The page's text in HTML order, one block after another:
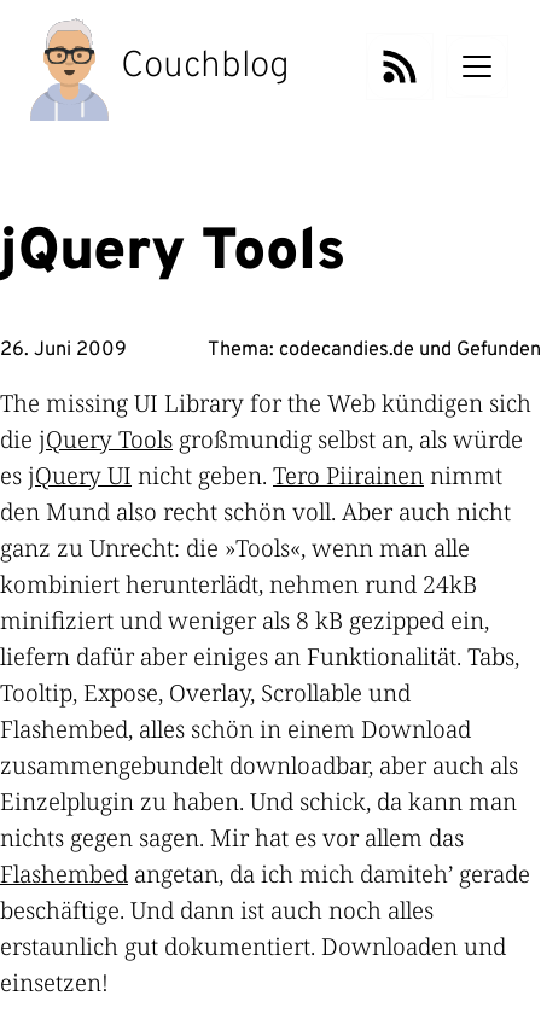
Inhalt
springen
Couchblog
jQuery Tools
26. Juni 2009 Thema: codecandies.de und Gefunden
The missing UI Library for the Web kündigen sich
die jQuery Tools großmundig selbst an, als würde
es jQuery UI nicht geben. Tero Piirainennimmt
den Mund also recht schön voll. Aber auch nicht
ganz zu Unrecht: die »Tools«, wenn man alle
kombiniert herunterlädt, nehmen rund 24kB
minifiziert und weniger als 8 kB gezipped ein,
liefern dafür aber einiges an Funktionalität. Tabs,
Tooltip, Expose, Overlay, Scrollable und
Flashembed, alles schön in einem Download
zusammengebundelt downloadbar, aber auch als
Einzelplugin zu haben. Und schick, da kann man
nichts gegen sagen. Mir hat es vor allem das
Flashembed angetan, da ich mich damiteh’ gerade
beschäftige. Und dann ist auch noch alles
erstaunlich gut dokumentiert. Downloaden und
einsetzen!